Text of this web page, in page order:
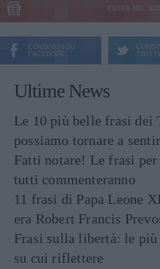
ENTRA NEL
CONDIVIDI SU
FACEBOOK
Ultime News
Le 10 più belle frasi dei
possiamo tornare a
Fatti notare! Le frasi
tutti commenteranno
11 frasi di Papa Leone
era Robert Francis
Frasi sulla libertà: le
su cui riflettere